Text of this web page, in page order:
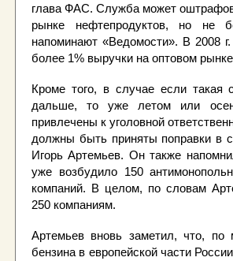
глава ФАС. Служба может
рынке нефтепродуктов, но не
напоминают «Ведомости». В 2008
более 1% выручки на оптовом
Кроме того, в случае если такая
дальше, то уже летом или
привлечены к уголовной
должны быть приняты поправки в
Игорь Артемьев. Он также
уже возбудило 150
компаний. В целом, по словам
250 компаниям.
Артемьев вновь заметил, что,
бензина в европейской части